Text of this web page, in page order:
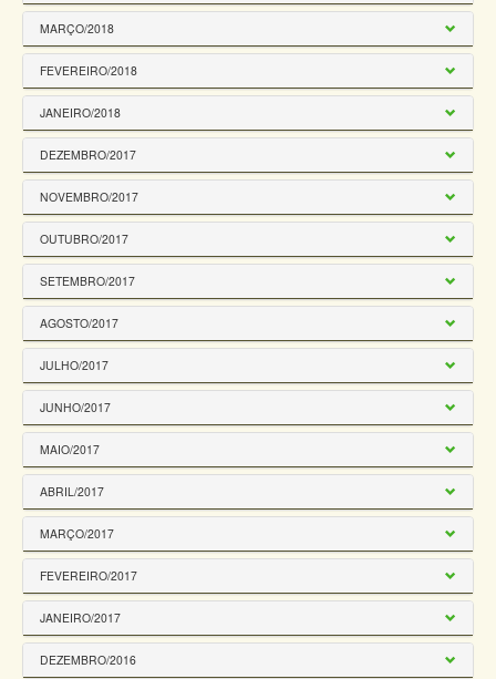
MARÇO/2018
FEVEREIRO/2018
JANEIRO/2018
DEZEMBRO/2017
NOVEMBRO/2017
OUTUBRO/2017
SETEMBRO/2017
AGOSTO/2017
JULHO/2017
JUNHO/2017
MAIO/2017
ABRIL/2017
MARÇO/2017
FEVEREIRO/2017
JANEIRO/2017
DEZEMBRO/2016